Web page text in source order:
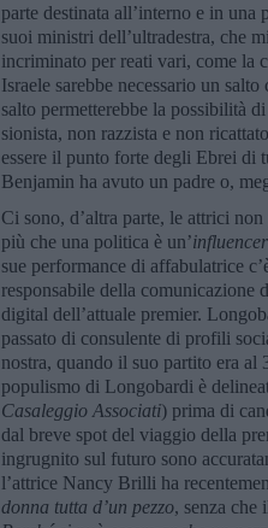
parte destinata all’interno e in
suoi ministri dell’ultradestra, che
incriminato per reati vari, come la
Israele sarebbe necessario un
salto permetterebbe la possibilità
sionista, non razzista e non
essere il punto forte degli Ebrei di
Benjamin ha avuto un padre o,
Ci sono, d’altra parte, le attrici
più che una politica è un’influencer
sue performance di affabulatrice
responsabile della comunicazione
digital dell’attuale premier.
passato di consulente di profili
nostra, quando il suo partito era
populismo di Longobardi è
Casaleggio Associati) prima di
dal breve spot del viaggio della
ingrugnito sul futuro sono
l’attrice Nancy Brilli ha
donna tutta d’un pezzo, senza che